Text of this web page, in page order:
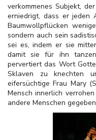
verkommenes Subjekt,
erniedrigt, dass er jeden
Baumwollpflücken
sondern auch sein
sei es, indem er sie
damit sie für ihn
pervertiert das Wort
Sklaven zu knechten
eifersüchtige Frau Mary
Mensch innerlich
andere Menschen